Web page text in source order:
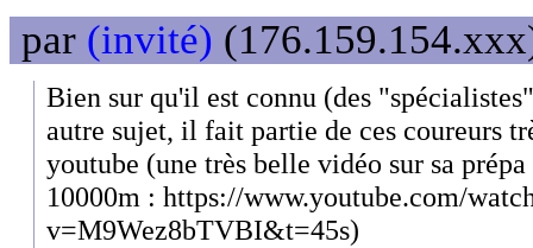
par (invité)
Bien sur qu'il est connu (des
autre sujet, il fait partie de ces coureurs
youtube (une très belle vidéo sur sa
10000m : https://www.youtube.com/
v=M9Wez8bTVBI&t=45s)